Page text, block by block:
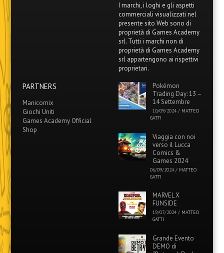
I marchi, i loghi e gli aspetti
commerciali visualizzati nel
presente sito Web sono di
proprietà di Games Academy
srl. Tutti i marchi non di
proprietà di Games Academy
srl appartengono ai rispettivi
proprietari.
PARTNERS
Manicomix
Giochi Uniti
Games Academy Official
Shop
Pokémon
Trading Day: 13 –
14 Settembre
10/09/2024 / MATTEO
GATTI
Viaggia con noi
verso il Lucca
Comics &
Games 2024
06/09/2024 / MATTEO
GATTI
MARVEL X
FUNSIDE
19/07/2024 / MATTEO
GATTI
Grande Evento
DEMO di